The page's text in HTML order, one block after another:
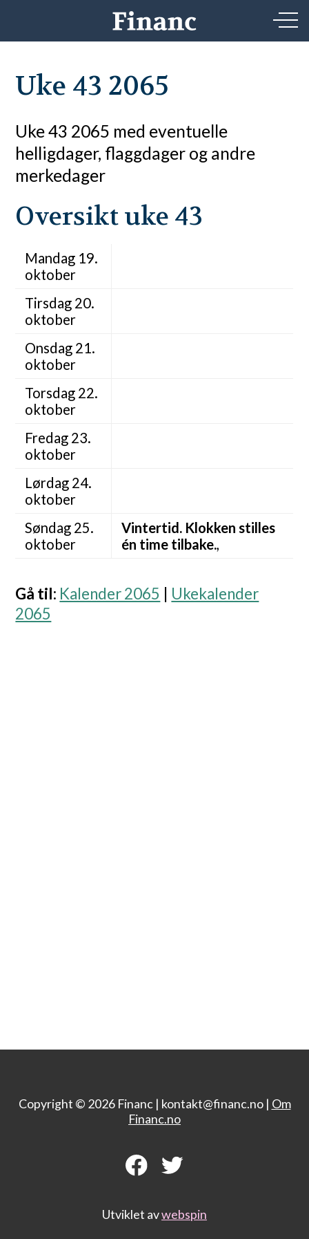
Uke 43 2065
Uke 43 2065 med eventuelle
helligdager, flaggdager og andre
merkedager
Oversikt uke 43
Mandag 19.
oktober
Tirsdag 20.
oktober
Onsdag 21.
oktober
Torsdag 22.
oktober
Fredag 23.
oktober
Lørdag 24.
oktober
Søndag 25.
oktober
Vintertid. Klokken stilles
én time tilbake.,
Gå til: Kalender 2065
Ukekalender
2065
Copyright © 2026 Financ | kontakt@financ.no | Om
Financ.no
Utviklet avwebspin